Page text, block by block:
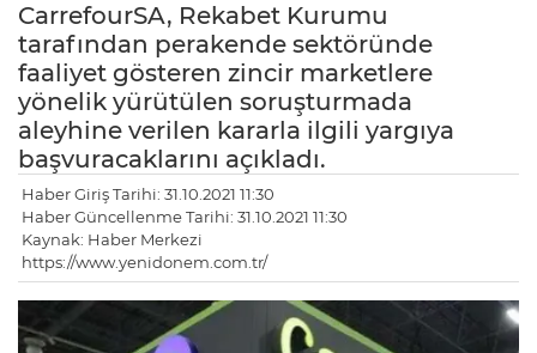
CarrefourSA, Rekabet Kurumu
tarafından perakende sektöründe
faaliyet gösteren zincir marketlere
yönelik yürütülen soruşturmada
aleyhine verilen kararla ilgili yargıya
başvuracaklarını açıkladı.
Haber Giriş Tarihi: 31.10.2021 11:30
Haber Güncellenme Tarihi: 31.10.2021 11:30
Kaynak: Haber Merkezi
https://www.yenidonem.com.tr/